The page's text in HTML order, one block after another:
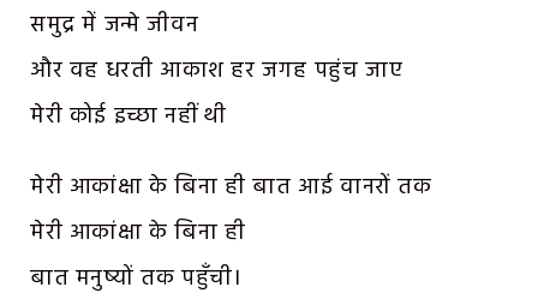
समुद्र में जन्मे जीवन
और वह धरती आकाश हर जगह पहुंच जाए
मेरी कोई इच्छा नहीं थी
मेरी आकांक्षा के बिना ही बात आई वानरों तक
मेरी आकांक्षा के बिना ही
बात मनुष्यों तक पहुँची।